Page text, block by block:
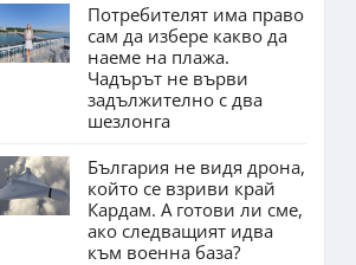
Потребителят има право
сам да избере какво да
наеме на плажа.
Чадърът не върви
задължително с два
шезлонга
България не видя дрона,
който се взриви край
Кардам. А готови ли сме,
ако следващият идва
към военна база?